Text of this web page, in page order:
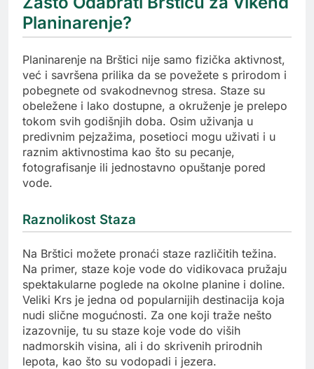
Planinarenje?
Planinarenje na Brštici nije samo fizička aktivnost,
već i savršena prilika da se povežete s prirodom i
pobegnete od svakodnevnog stresa. Staze su
obeležene i lako dostupne, a okruženje je prelepo
tokom svih godišnjih doba. Osim uživanja u
predivnim pejzažima, posetioci mogu uživati i u
raznim aktivnostima kao što su pecanje,
fotografisanje ili jednostavno opuštanje pored
vode.
Raznolikost Staza
Na Brštici možete pronaći staze različitih težina.
Na primer, staze koje vode do vidikovaca pružaju
spektakularne poglede na okolne planine i doline.
Veliki Krs je jedna od popularnijih destinacija koja
nudi slične mogućnosti. Za one koji traže nešto
izazovnije, tu su staze koje vode do viših
nadmorskih visina, ali i do skrivenih prirodnih
lepota, kao što su vodopadi i jezera.